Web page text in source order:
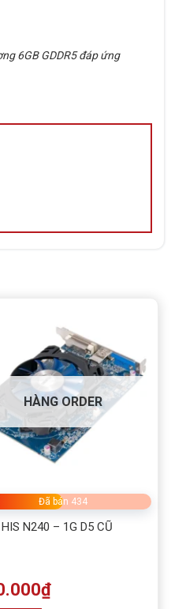
6GB GDDR5 đáp ứng
HÀNG ORDER
Đã bán 434
N240 – 1G D5 CŨ
₫